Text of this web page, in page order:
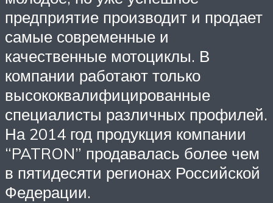
предприятие производит и продает
самые современные и
качественные мотоциклы. В
компании работают только
высококвалифицированные
специалисты различных профилей.
На 2014 год продукция компании
“PATRON” продавалась более чем
в пятидесяти регионах Российской
Федерации.